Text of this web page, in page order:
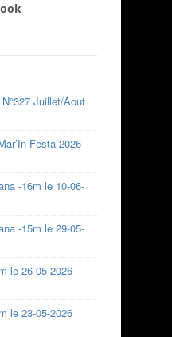
Juillet/Aout
Festa 2026
-16m le 10-06-
-15m le 29-05-
le 26-05-2026
le 23-05-2026